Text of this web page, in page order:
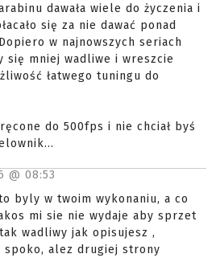
dawała wiele do życzenia i
się za nie dawać ponad
w najnowszych seriach
się mniej wadliwe i wreszcie
łatwego tuningu do
do 500fps i nie chciał byś
@ 08:53
byly w twoim wykonaniu, a co
mi sie nie wydaje aby sprzet
wadliwy jak opisujesz ,
spoko, alez drugiej strony